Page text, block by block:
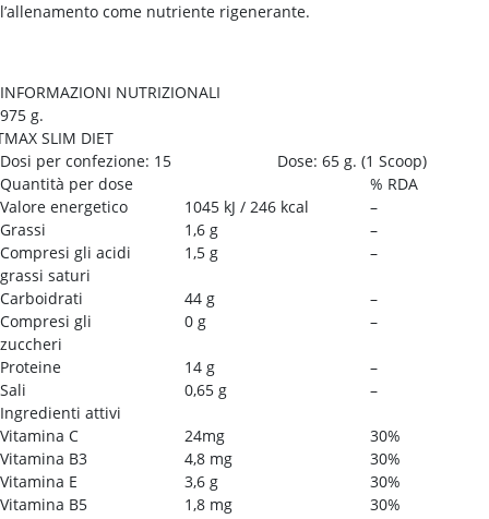
l’allenamento come nutriente rigenerante.
INFORMAZIONI NUTRIZIONALI
975 g.
SLIM DIET
Dosi per confezione: 15 Dose: 65 g. (1 Scoop)
Quantità per dose
% RDA
Valore energetico
1045 kJ / 246 kcal
–
Grassi
1,6 g
–
Compresi gli acidi
grassi saturi
1,5 g –
Carboidrati 44 g
–
Compresi gli
zuccheri
0 g –
Proteine 14 g
–
Sali
0,65 g
–
Ingredienti attivi
Vitamina C
24mg
30%
Vitamina B3
4,8 mg
30%
Vitamina E
3,6 g
30%
Vitamina B5
1,8 mg
30%